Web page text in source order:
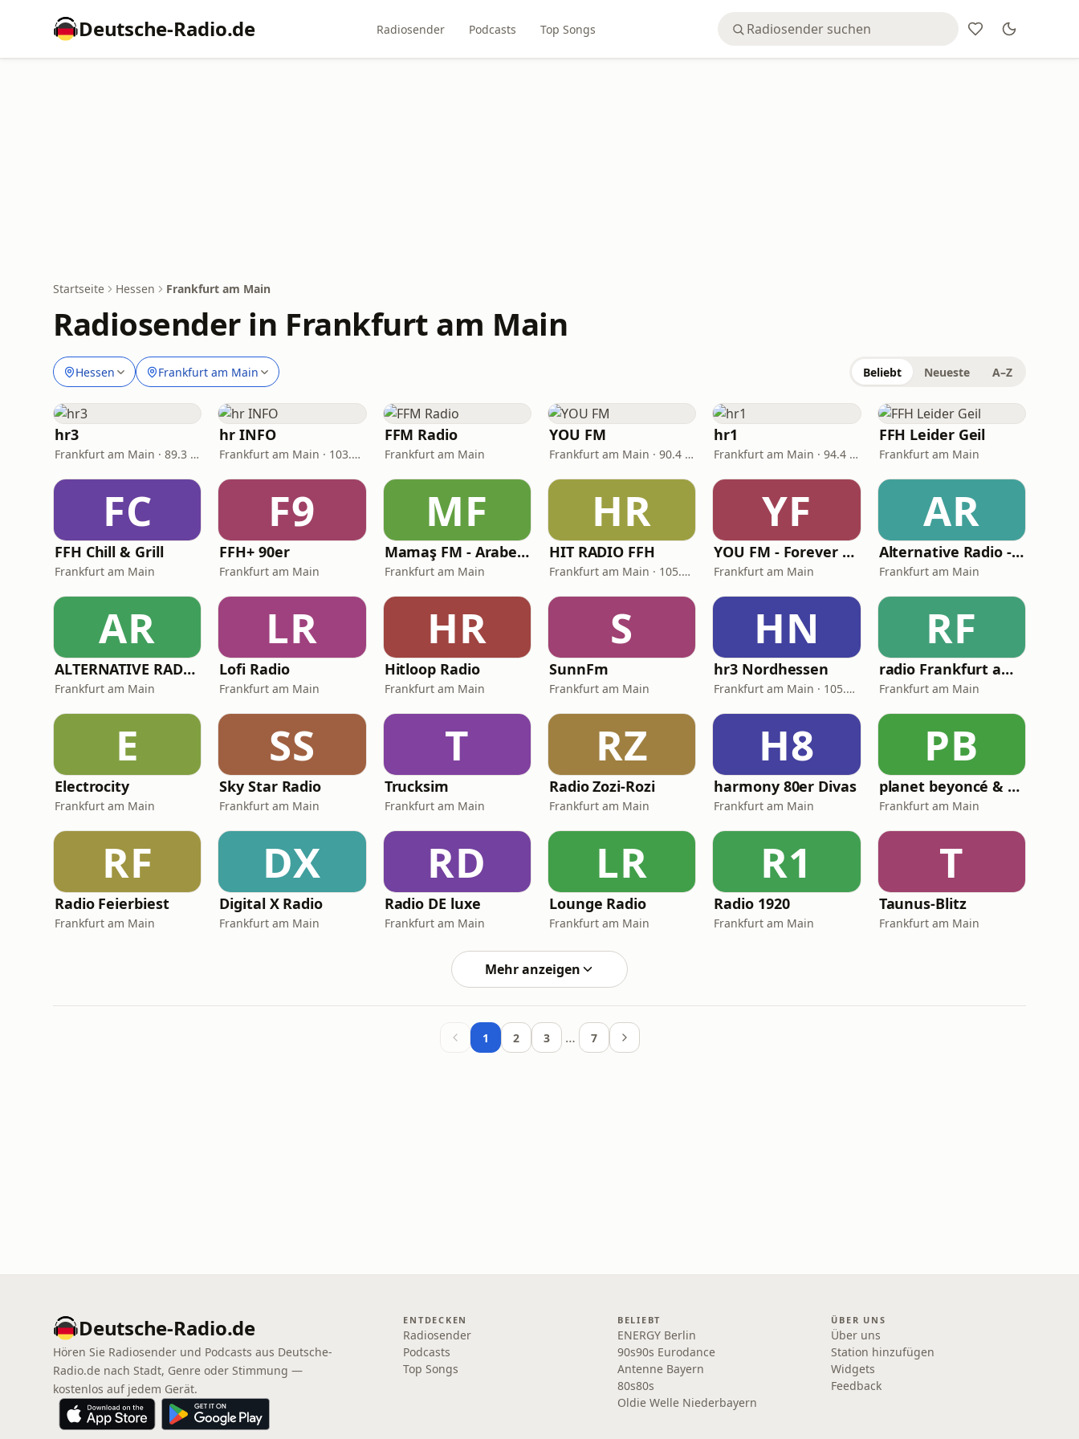
Deutsche-Radio.de Radiosender Podcasts Top Songs
Startseite Hessen Frankfurt am Main
Radiosender in Frankfurt am Main
Hessen Frankfurt am Main Beliebt Neueste A–Z
hr3
Frankfurt am Main · 89.3 FM
hr INFO
Frankfurt am Main · 103.9 FM
FFM Radio
Frankfurt am Main
YOU FM
Frankfurt am Main · 90.4 FM
hr1
Frankfurt am Main · 94.4 FM
FFH Leider Geil
Frankfurt am Main
FC
FFH Chill & Grill
Frankfurt am Main
F9
FFH+ 90er
Frankfurt am Main
MF
Mamaş FM - Arabesk Radyo
Frankfurt am Main
HR
HIT RADIO FFH
Frankfurt am Main · 105.9 FM
YF
YOU FM - Forever Yours
Frankfurt am Main
AR
Alternative Radio - Indie
Frankfurt am Main
AR
ALTERNATIVE RADIO - Electro
Frankfurt am Main
LR
Lofi Radio
Frankfurt am Main
HR
Hitloop Radio
Frankfurt am Main
S
SunnFm
Frankfurt am Main
HN
hr3 Nordhessen
Frankfurt am Main · 105.7 FM
RF
radio Frankfurt am Main
Frankfurt am Main
E
Electrocity
Frankfurt am Main
SS
Sky Star Radio
Frankfurt am Main
T
Trucksim
Frankfurt am Main
RZ
Radio Zozi-Rozi
Frankfurt am Main
H8
harmony 80er Divas
Frankfurt am Main
PB
planet beyoncé & friends
Frankfurt am Main
RF
Radio Feierbiest
Frankfurt am Main
DX
Digital X Radio
Frankfurt am Main
RD
Radio DE luxe
Frankfurt am Main
LR
Lounge Radio
Frankfurt am Main
R1
Radio 1920
Frankfurt am Main
T
Taunus-Blitz
Frankfurt am Main
Mehr anzeigen
1 2 3 … 7
Deutsche-Radio.de
Hören Sie Radiosender und Podcasts aus Deutsche-
Radio.de nach Stadt, Genre oder Stimmung —
kostenlos auf jedem Gerät.
ENTDECKEN
Radiosender
Podcasts
Top Songs
BELIEBT
ENERGY Berlin
90s90s Eurodance
Antenne Bayern
80s80s
Oldie Welle Niederbayern
ÜBER UNS
Über uns
Station hinzufügen
Widgets
Feedback